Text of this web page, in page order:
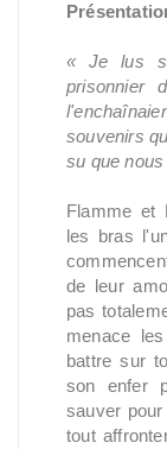
« Je lus
prisonnier
souvenirs
su que
Flamme et
les bras
de leur
pas
menace
battre sur
son enfer
sauver
tout